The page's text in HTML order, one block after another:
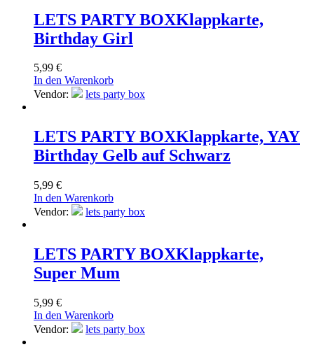
LETS PARTY BOXKlappkarte,
Birthday Girl
5,99 €
In den Warenkorb
Vendor:
lets party box
LETS PARTY BOXKlappkarte, YAY
Birthday Gelb auf Schwarz
5,99 €
In den Warenkorb
Vendor:
lets party box
LETS PARTY BOXKlappkarte,
Super Mum
5,99 €
In den Warenkorb
Vendor:
lets party box